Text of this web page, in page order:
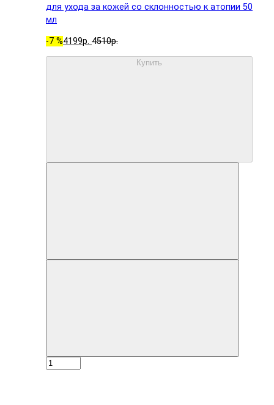
для ухода за кожей со склонностью к атопии 50
мл
-7 %4199р. 4510р.
Купить